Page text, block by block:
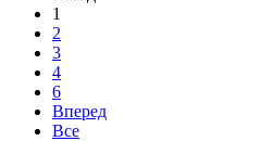
1
2
3
4
6
Вперед
Все